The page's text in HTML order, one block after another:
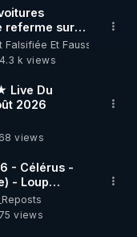
méditation et
code
referme sur
Et Fausse
4.3 k views
Live Du
2026
views
- Célérus -
- Loup
views